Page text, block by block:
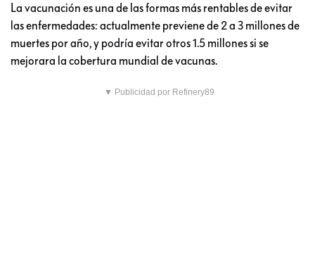
La vacunación es una de las formas más rentables de evitar
las enfermedades: actualmente previene de 2 a 3 millones de
muertes por año, y podría evitar otros 1.5 millones si se
mejorara la cobertura mundial de vacunas.
▼ Publicidad por Refinery89